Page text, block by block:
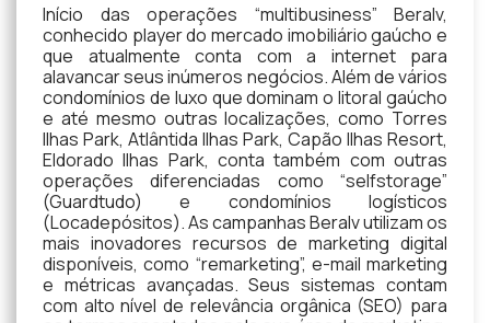
Início das operações “multibusiness” Beralv,
conhecido player do mercado imobiliário gaúcho e
que atualmente conta com a internet para
alavancar seus inúmeros negócios. Além de vários
condomínios de luxo que dominam o litoral gaúcho
e até mesmo outras localizações, como Torres
Ilhas Park, Atlântida Ilhas Park, Capão Ilhas Resort,
Eldorado Ilhas Park, conta também com outras
operações diferenciadas como “selfstorage”
(Guardtudo) e condomínios logísticos
(Locadepósitos). As campanhas Beralv utilizam os
mais inovadores recursos de marketing digital
disponíveis, como “remarketing”, e-mail marketing
e métricas avançadas. Seus sistemas contam
com alto nível de relevância orgânica (SEO) para